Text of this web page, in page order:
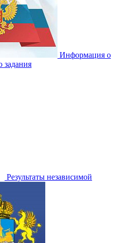
Информация о
задания
Результаты независимой